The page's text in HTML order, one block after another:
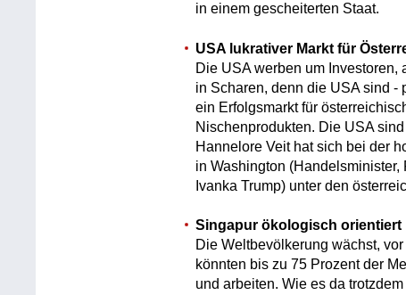
in einem gescheiterten Staat.
USA lukrativer Markt für
Die USA werben um Investoren,
in Scharen, denn die USA sind -
ein Erfolgsmarkt für
Nischenprodukten. Die USA
Hannelore Veit hat sich bei der
in Washington
Ivanka Trump) unter den
Singapur ökologisch orientiert
Die Weltbevölkerung wächst,
könnten bis zu 75 Prozent der
und arbeiten. Wie es da